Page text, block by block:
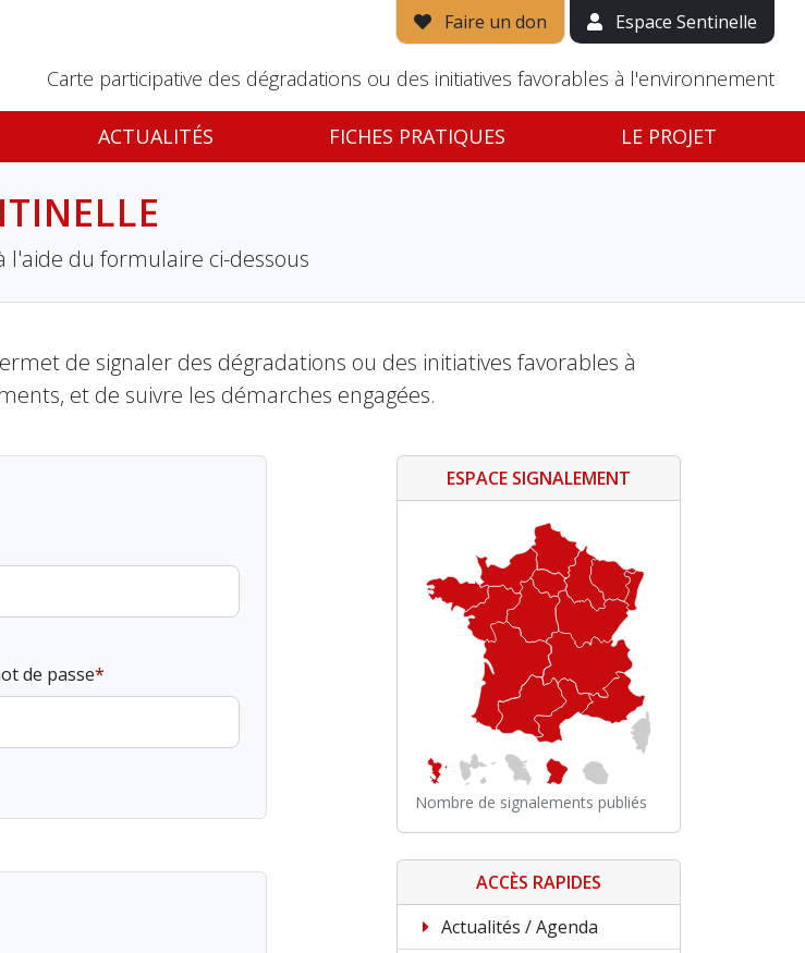
Faire un don Espace Sentinelle
Carte participative des dégradations ou des initiatives favorables à l'environnement
ACTUALITÉS FICHES PRATIQUES LE PROJET
du formulaire ci-dessous
de signaler des dégradations ou des initiatives favorables à
et de suivre les démarches engagées.
de passe
ESPACE SIGNALEMENT
Nombre de signalements publiés
ACCÈS RAPIDES
Actualités / Agenda